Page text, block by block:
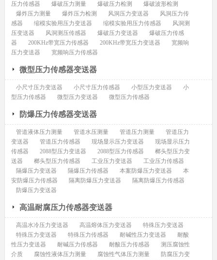
压力传感器
爆破压力测量 爆破压力检测
爆破波形检测
爆炸压力测量
爆炸压力检测 风洞压力变送器
风洞压力传
感器
缩模实验用压力变送器 缩模实验用压力传感器
风洞测
压变送器
风洞测压传感器 爆破压力变送器
爆破压力传感
器
200KHz带宽压力传感器 200KHz带宽压力变送器
宽频响
压力变送器
宽频响压力传感器
微型压力传感器变送器
小尺寸压力变送器 小尺寸压力传感器 小型压力变送器
小
型压力传感器
微型压力变送器 微型压力传感器
防爆压力传感器变送器
管道液体压力测量 管道水压测量 管道压力测量
管道压力
变送器
管道压力传感器 现场显示压力变送器
现场显示压力
传感器
2088型压力变送器 2088型压力传感器
榔头型压力变
送器
榔头型压力传感器 工业压力变送器
工业压力传感器
隔爆压力变送器
隔爆压力传感器 本案防爆压力变送器
本
安防爆压力传感器
隔离防爆压力变送器
隔离防爆压力传感器
防爆压力变送器
高温耐腐压力传感器变送器
高温水冷压力变送器 高温熔体压力变送器
特殊压力变送器
特殊压力变送器
特殊压力传感器 耐碱性压力变送器
耐酸
性压力变送器
耐碱压力传感器 耐酸压力传感器
测压腐蚀性
介质
腐蚀性液体压力测量 腐蚀性气体压力测量
防腐压力变